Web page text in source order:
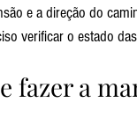
e a direção do
verificar o estado
fazer a